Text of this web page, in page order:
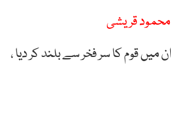
محمود قریشی
قوم کا سر فخر سے بلند کر دیا ،